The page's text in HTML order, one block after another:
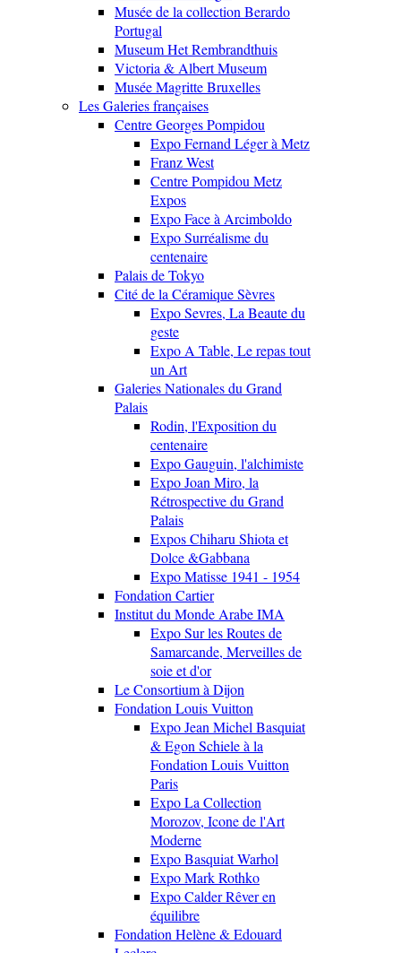
Musée de la collection Berardo
Portugal
Museum Het Rembrandthuis
Victoria & Albert Museum
Musée Magritte Bruxelles
Les Galeries françaises
Centre Georges Pompidou
Expo Fernand Léger à Metz
Franz West
Centre Pompidou Metz
Expos
Expo Face à Arcimboldo
Expo Surréalisme du
centenaire
Palais de Tokyo
Cité de la Céramique Sèvres
Expo Sevres, La Beaute du
geste
Expo A Table, Le repas tout
un Art
Galeries Nationales du Grand
Palais
Rodin, l'Exposition du
centenaire
Expo Gauguin, l'alchimiste
Expo Joan Miro, la
Rétrospective du Grand
Palais
Expos Chiharu Shiota et
Dolce &Gabbana
Expo Matisse 1941 - 1954
Fondation Cartier
Institut du Monde Arabe IMA
Expo Sur les Routes de
Samarcande, Merveilles de
soie et d'or
Le Consortium à Dijon
Fondation Louis Vuitton
Expo Jean Michel Basquiat
& Egon Schiele à la
Fondation Louis Vuitton
Paris
Expo La Collection
Morozov, Icone de l'Art
Moderne
Expo Basquiat Warhol
Expo Mark Rothko
Expo Calder Rêver en
équilibre
Fondation Helène & Edouard